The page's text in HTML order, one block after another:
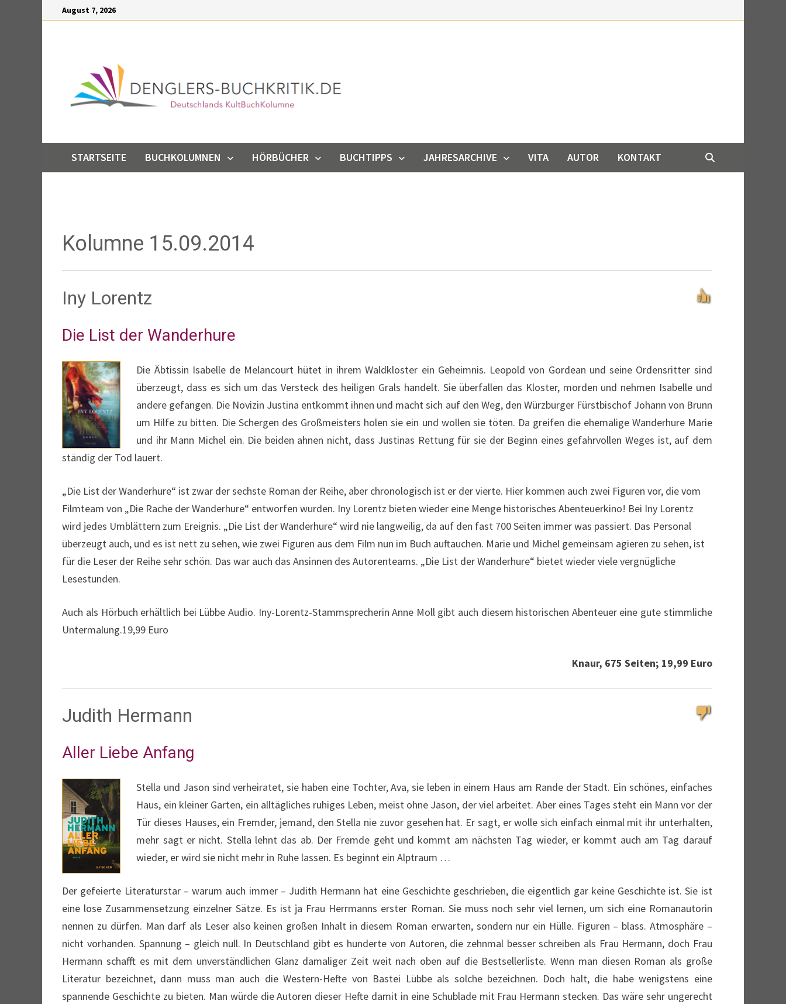
Inhalt
August 7, 2026
STARTSEITE BUCHKOLUMNEN HÖRBÜCHER BUCHTIPPS JAHRESARCHIVE VITA AUTOR KONTAKT
Kolumne 15.09.2014
Iny Lorentz
Die List der Wanderhure
Die Äbtissin Isabelle de Melancourt hütet in ihrem Waldkloster ein Geheimnis. Leopold von Gordean und seine Ordensritter sind
überzeugt, dass es sich um das Versteck des heiligen Grals handelt. Sie überfallen das Kloster, morden und nehmen Isabelle und
andere gefangen. Die Novizin Justina entkommt ihnen und macht sich auf den Weg, den Würzburger Fürstbischof Johann von Brunn
um Hilfe zu bitten. Die Schergen des Großmeisters holen sie ein und wollen sie töten. Da greifen die ehemalige Wanderhure Marie
und ihr Mann Michel ein. Die beiden ahnen nicht, dass Justinas Rettung für sie der Beginn eines gefahrvollen Weges ist, auf dem
ständig der Tod lauert.
„Die List der Wanderhure“ ist zwar der sechste Roman der Reihe, aber chronologisch ist er der vierte. Hier kommen auch zwei Figuren vor, die vom
Filmteam von „Die Rache der Wanderhure“ entworfen wurden. Iny Lorentz bieten wieder eine Menge historisches Abenteuerkino! Bei Iny Lorentz
wird jedes Umblättern zum Ereignis. „Die List der Wanderhure“ wird nie langweilig, da auf den fast 700 Seiten immer was passiert. Das Personal
überzeugt auch, und es ist nett zu sehen, wie zwei Figuren aus dem Film nun im Buch auftauchen. Marie und Michel gemeinsam agieren zu sehen, ist
für die Leser der Reihe sehr schön. Das war auch das Ansinnen des Autorenteams. „Die List der Wanderhure“ bietet wieder viele vergnügliche
Lesestunden.
Auch als Hörbuch erhältlich bei Lübbe Audio. Iny-Lorentz-Stammsprecherin Anne Moll gibt auch diesem historischen Abenteuer eine gute stimmliche
Untermalung.19,99 Euro
Knaur, 675 Seiten; 19,99 Euro
Judith Hermann
Aller Liebe Anfang
Stella und Jason sind verheiratet, sie haben eine Tochter, Ava, sie leben in einem Haus am Rande der Stadt. Ein schönes, einfaches
Haus, ein kleiner Garten, ein alltägliches ruhiges Leben, meist ohne Jason, der viel arbeitet. Aber eines Tages steht ein Mann vor der
Tür dieses Hauses, ein Fremder, jemand, den Stella nie zuvor gesehen hat. Er sagt, er wolle sich einfach einmal mit ihr unterhalten,
mehr sagt er nicht. Stella lehnt das ab. Der Fremde geht und kommt am nächsten Tag wieder, er kommt auch am Tag darauf
wieder, er wird sie nicht mehr in Ruhe lassen. Es beginnt ein Alptraum …
Der gefeierte Literaturstar – warum auch immer – Judith Hermann hat eine Geschichte geschrieben, die eigentlich gar keine Geschichte ist. Sie ist
eine lose Zusammensetzung einzelner Sätze. Es ist ja Frau Herrmanns erster Roman. Sie muss noch sehr viel lernen, um sich eine Romanautorin
nennen zu dürfen. Man darf als Leser also keinen großen Inhalt in diesem Roman erwarten, sondern nur ein Hülle. Figuren – blass. Atmosphäre –
nicht vorhanden. Spannung – gleich null. In Deutschland gibt es hunderte von Autoren, die zehnmal besser schreiben als Frau Hermann, doch Frau
Hermann schafft es mit dem unverständlichen Glanz damaliger Zeit weit nach oben auf die Bestsellerliste. Wenn man diesen Roman als große
Literatur bezeichnet, dann muss man auch die Western-Hefte von Bastei Lübbe als solche bezeichnen. Doch halt, die habe wenigstens eine
spannende Geschichte zu bieten. Man würde die Autoren dieser Hefte damit in eine Schublade mit Frau Hermann stecken. Das wäre sehr ungerecht